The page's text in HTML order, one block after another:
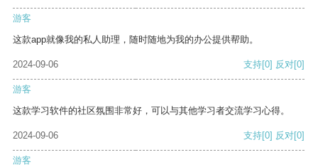
游客
这款app就像我的私人助理，随时随地为我的办公提供帮助。
2024-09-06 支持[0] 反对[0]
游客
这款学习软件的社区氛围非常好，可以与其他学习者交流学习心得。
2024-09-06 支持[0] 反对[0]
游客